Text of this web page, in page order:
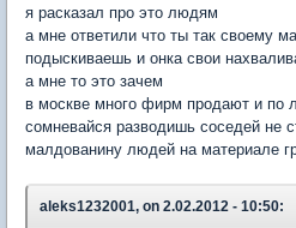
я расказал про это людям
а мне ответили что ты так своему
подыскиваешь и онка свои
а мне то это зачем
в москве много фирм продают и по
сомневайся разводишь соседей не
малдованину людей на материале
aleks1232001, on 2.02.2012 - 10:50: